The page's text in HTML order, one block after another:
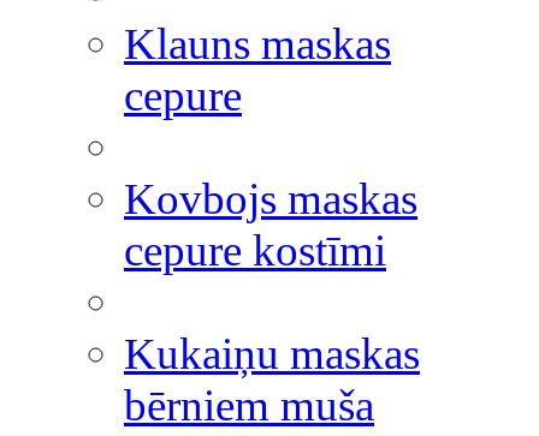
Klauns maskas
cepure
Kovbojs maskas
cepure kostīmi
Kukaiņu maskas
bērniem muša